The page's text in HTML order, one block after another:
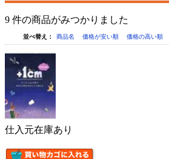
9 件の商品がみつかりました
並べ替え： 商品名 価格が安い順 価格の高い順
仕入元在庫あり